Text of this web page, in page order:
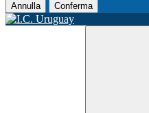
Annulla Conferma